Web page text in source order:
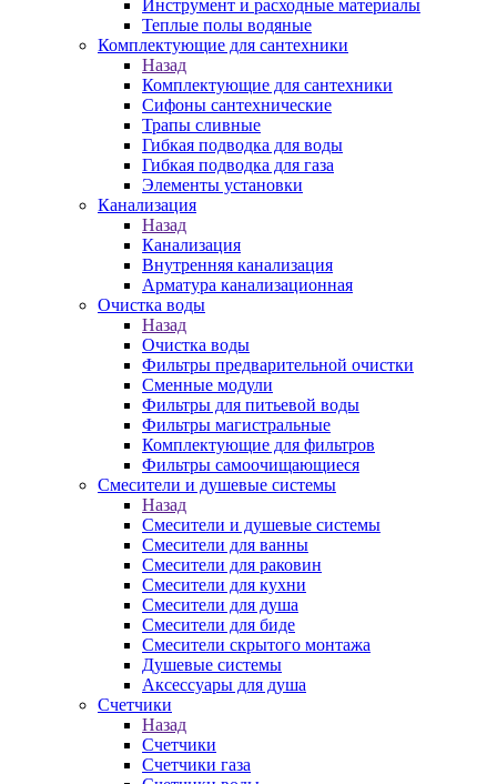
Инструмент и расходные материалы
Теплые полы водяные
Комплектующие для сантехники
Назад
Комплектующие для сантехники
Сифоны сантехнические
Трапы сливные
Гибкая подводка для воды
Гибкая подводка для газа
Элементы установки
Канализация
Назад
Канализация
Внутренняя канализация
Арматура канализационная
Очистка воды
Назад
Очистка воды
Фильтры предварительной очистки
Сменные модули
Фильтры для питьевой воды
Фильтры магистральные
Комплектующие для фильтров
Фильтры самоочищающиеся
Смесители и душевые системы
Назад
Смесители и душевые системы
Смесители для ванны
Смесители для раковин
Смесители для кухни
Смесители для душа
Смесители для биде
Смесители скрытого монтажа
Душевые системы
Аксессуары для душа
Счетчики
Назад
Счетчики
Счетчики газа